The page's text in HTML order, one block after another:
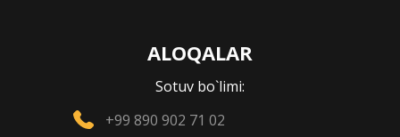
ALOQALAR
Sotuv bo`limi:
+99 890 902 71 02